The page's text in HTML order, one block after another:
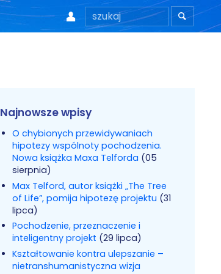
 
Najnowsze wpisy
O chybionych przewidywaniach
hipotezy wspólnoty pochodzenia.
Nowa książka Maxa Telforda (05
sierpnia)
Max Telford, autor książki „The Tree
of Life”, pomija hipotezę projektu (31
lipca)
Pochodzenie, przeznaczenie i
inteligentny projekt (29 lipca)
Kształtowanie kontra ulepszanie –
nietranshumanistyczna wizja